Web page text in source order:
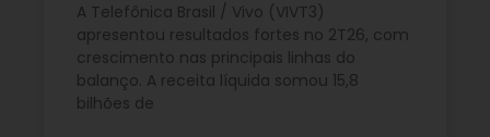
A Telefônica Brasil / Vivo (VIVT3)
apresentou resultados fortes no 2T26, com
crescimento nas principais linhas do
balanço. A receita líquida somou 15,8
bilhões de